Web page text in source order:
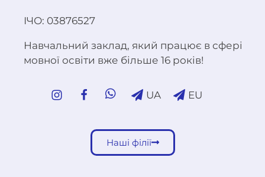
ІЧО: 03876527
Навчальний заклад, який працює в сфері
мовної освіти вже більше 16 років!
UA EU
Наші філії